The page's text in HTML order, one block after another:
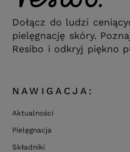
Dołącz do ludzi
pielęgnację skóry.
Resibo i odkryj piękno
NAWIGACJA:
Aktualności
Pielęgnacja
Składniki